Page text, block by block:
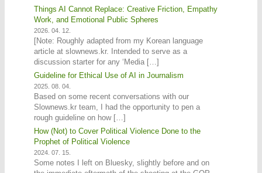
Things AI Cannot Replace: Creative Friction, Empathy
Work, and Emotional Public Spheres
2026. 04. 12.
[Note: Roughly adapted from my Korean language
article at slownews.kr. Intended to serve as a
discussion starter for any ‘Media […]
Guideline for Ethical Use of AI in Journalism
2025. 08. 04.
Based on some recent conversations with our
Slownews.kr team, I had the opportunity to pen a
rough guideline on how […]
How (Not) to Cover Political Violence Done to the
Prophet of Political Violence
2024. 07. 15.
Some notes I left on Bluesky, slightly before and on